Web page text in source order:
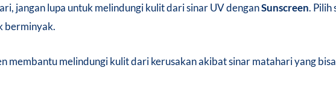
jangan lupa untuk melindungi kulit dari sinar UV denganSunscreen. Pilih
berminyak.
membantu melindungi kulit dari kerusakan akibat sinar matahari yang